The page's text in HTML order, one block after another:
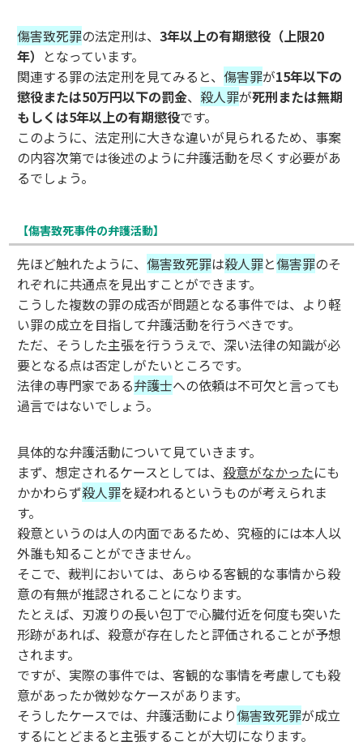
傷害致死罪の法定刑は、3年以上の有期懲役（上限20
年） となっています。
関連する罪の法定刑を見てみると、傷害罪が15年以下の
懲役または50万円以下の罰金、 殺人罪が死刑または無期
もしくは5年以上の有期懲役です。
このように、法定刑に大きな違いが見られるため、事案
の内容次第では後述のように弁護活動を尽くす必要があ
るでしょう。
【傷害致死事件の弁護活動】
先ほど触れたように、傷害致死罪は殺人罪と傷害罪のそ
れぞれに共通点を見出すことができます。
こうした複数の罪の成否が問題となる事件では、より軽
い罪の成立を目指して弁護活動を行うべきです。
ただ、そうした主張を行ううえで、深い法律の知識が必
要となる点は否定しがたいところです。
法律の専門家である弁護士への依頼は不可欠と言っても
過言ではないでしょう。
具体的な弁護活動について見ていきます。
まず、想定されるケースとしては、 殺意がなかったにも
かかわらず殺人罪を疑われるというものが考えられま
す。
殺意というのは人の内面であるため、究極的には本人以
外誰も知ることができません。
そこで、裁判においては、あらゆる客観的な事情から殺
意の有無が推認されることになります。
たとえば、刃渡りの長い包丁で心臓付近を何度も突いた
形跡があれば、殺意が存在したと評価されることが予想
されます。
ですが、実際の事件では、客観的な事情を考慮しても殺
意があったか微妙なケースがあります。
そうしたケースでは、弁護活動により傷害致死罪が成立
するにとどまると主張することが大切になります。